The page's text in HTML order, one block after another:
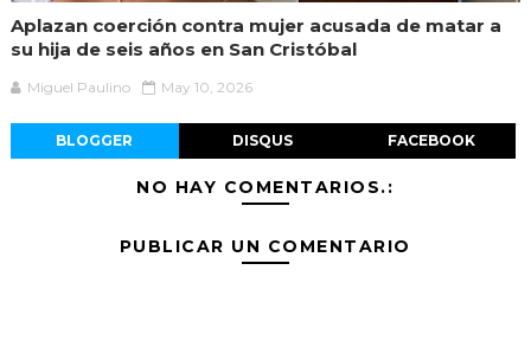
Aplazan coerción contra mujer acusada de matar a
su hija de seis años en San Cristóbal
Miguel Paulino May 10, 2026
BLOGGER DISQUS FACEBOOK
NO HAY COMENTARIOS.:
PUBLICAR UN COMENTARIO